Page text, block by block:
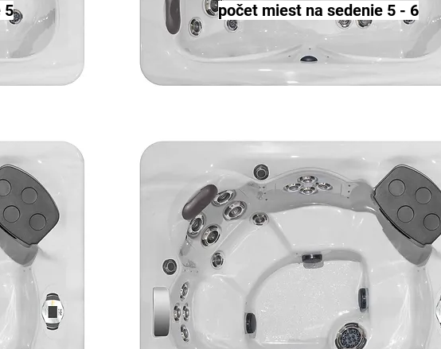
5 počet miest na sedenie 5 - 6